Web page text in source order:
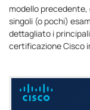
modello
singoli (o pochi)
dettagliato i
certificazione Cisco